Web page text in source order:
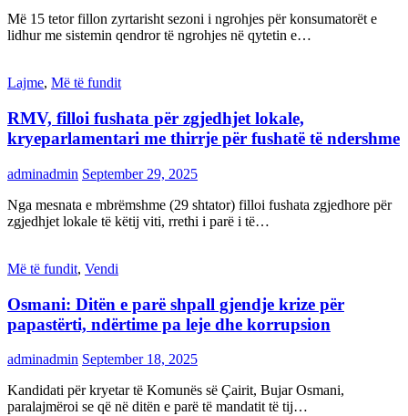
Më 15 tetor fillon zyrtarisht sezoni i ngrohjes për konsumatorët e
lidhur me sistemin qendror të ngrohjes në qytetin e…
Lajme, Më të fundit
RMV, filloi fushata për zgjedhjet lokale,
kryeparlamentari me thirrje për fushatë të ndershme
adminadmin September 29, 2025
Nga mesnata e mbrëmshme (29 shtator) filloi fushata zgjedhore për
zgjedhjet lokale të këtij viti, rrethi i parë i të…
Më të fundit, Vendi
Osmani: Ditën e parë shpall gjendje krize për
papastërti, ndërtime pa leje dhe korrupsion
adminadmin September 18, 2025
Kandidati për kryetar të Komunës së Çairit, Bujar Osmani,
paralajmëroi se që në ditën e parë të mandatit të tij…